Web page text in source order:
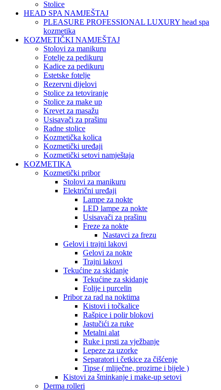
Stolice
HEAD SPA NAMJEŠTAJ
PLEASURE PROFESSIONAL LUXURY head spa
kozmetika
KOZMETIČKI NAMJEŠTAJ
Stolovi za manikuru
Fotelje za pedikuru
Kadice za pedikuru
Estetske fotelje
Rezervni dijelovi
Stolice za tetoviranje
Stolice za make up
Krevet za masažu
Usisavači za prašinu
Radne stolice
Kozmetička kolica
Kozmetički uređaji
Kozmetički setovi namještaja
KOZMETIKA
Kozmetički pribor
Stolovi za manikuru
Električni uređaji
Lampe za nokte
LED lampe za nokte
Usisavači za prašinu
Freze za nokte
Nastavci za frezu
Gelovi i trajni lakovi
Gelovi za nokte
Trajni lakovi
Tekućine za skidanje
Tekućine za skidanje
Folije i purcelin
Pribor za rad na noktima
Kistovi i točkalice
Rašpice i polir blokovi
Jastučići za ruke
Metalni alat
Ruke i prsti za vježbanje
Lepeze za uzorke
Separatori i četkice za čišćenje
Tipse ( mliječne, prozirne i bijele )
Kistovi za šminkanje i make-up setovi
Derma rolleri